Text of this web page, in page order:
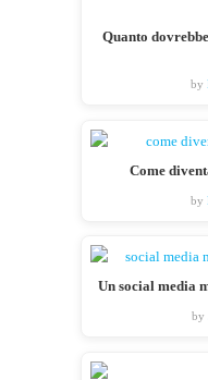
Quanto
by
Come
by
Un social media
by